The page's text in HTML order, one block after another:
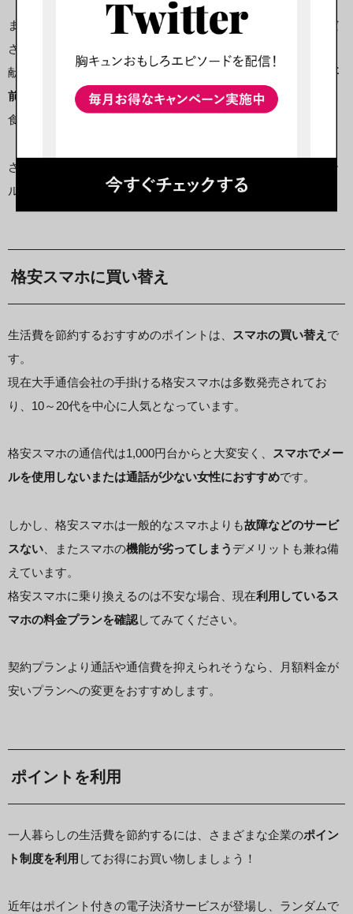
また、自炊を始めたての場合は 食品ロスに注意
に注意してくだ
さい。
献立や食べる量を考えないと食材を買い込んでしまうため、
事
前にレシピを決めて食材をリストアップしておく
ようにすると
食品ロスを防げます。
さらに、まとめて作り置きしておくと、食べる量をコントロー
ルできて食費を抑えられますよ！
格安スマホに買い替え
生活費を節約するおすすめのポイントは、 スマホの買い替え で
す。
現在大手通信会社の手掛ける格安スマホは多数発売されてお
り、10～20代を中心に人気となっています。
格安スマホの通信代は1,000円台からと大変安く、
スマホでメー
ルを使用しないまたは通話が少ない女性におすすめです。
しかし、格安スマホは一般的なスマホよりも故障などのサービ
スない 、またスマホの機能が劣ってしまう デメリットも兼ね備
えています。
格安スマホに乗り換えるのは不安な場合、現在利用しているス
マホの料金プランを確認してみてください。
契約プランより通話や通信費を抑えられそうなら、月額料金が
安いプランへの変更をおすすめします。
ポイントを利用
一人暮らしの生活費を節約するには、さまざまな企業のポイン
ト制度を利用 してお得にお買い物しましょう！
近年はポイント付きの電子決済サービスが登場し、ランダムで